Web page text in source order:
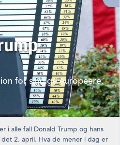
for sindige europeere.
i alle fall Donald Trump og hans
2. april. Hva de mener i dag er